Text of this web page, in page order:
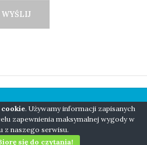
NIANIO BORN TO BE WILD
ARTFORCEONE.PL
. Używamy informacji zapisanych
zapewnienia maksymalnej wygody w
z naszego serwisu.
się do czytania!